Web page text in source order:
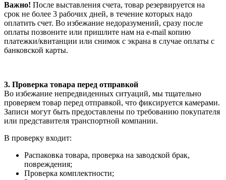
Важно! После выставления счета, товар резервируется на
срок не более 3 рабочих дней, в течение которых надо
оплатить счет. Во избежание недоразумений, сразу после
оплаты позвоните или пришлите нам на e-mail копию
платежки/квитанции или снимок с экрана в случае оплаты с
банковской карты.
3. Проверка товара перед отправкой
Во избежание непредвиденных ситуаций, мы тщательно
проверяем товар перед отправкой, что фиксируется камерами.
Записи могут быть предоставлены по требованию покупателя
или представителя транспортной компании.
В проверку входит:
Распаковка товара, проверка на заводской брак,
повреждения;
Проверка комплектности;